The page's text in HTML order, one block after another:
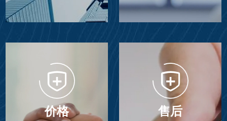
价格 售后